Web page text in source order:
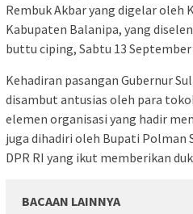
Rembuk Akbar yang digelar oleh
Kabupaten Balanipa, yang
buttu ciping, Sabtu 13 September
Kehadiran pasangan Gubernur
disambut antusias oleh para
elemen organisasi yang hadir
juga dihadiri oleh Bupati Polman
DPR RI yang ikut memberikan
BACAAN LAINNYA